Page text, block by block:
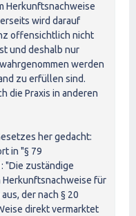
Herkunftsnachweise
wird darauf
offensichtlich nicht
und deshalb nur
werden
zu erfüllen sind.
die Praxis in anderen
her gedacht:
in "§ 79
"Die zuständige
für
der nach § 20
direkt vermarktet